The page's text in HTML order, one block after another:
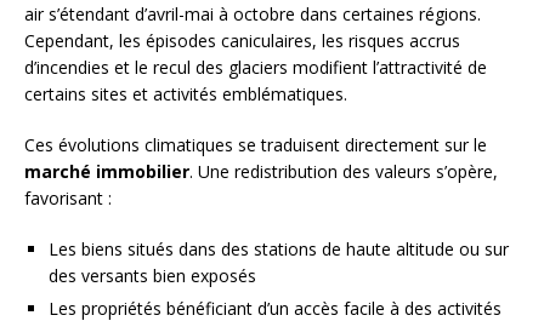
air s’étendant d’avril-mai à octobre dans certaines régions.
Cependant, les épisodes caniculaires, les risques accrus
d’incendies et le recul des glaciers modifient l’attractivité de
certains sites et activités emblématiques.
Ces évolutions climatiques se traduisent directement sur le
marché immobilier. Une redistribution des valeurs s’opère,
favorisant :
Les biens situés dans des stations de haute altitude ou sur
des versants bien exposés
Les propriétés bénéficiant d’un accès facile à des activités